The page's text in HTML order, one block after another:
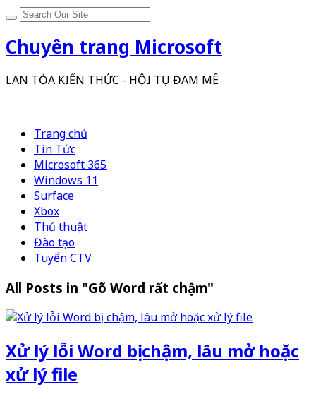
Chuyên trang Microsoft
LAN TỎA KIẾN THỨC - HỘI TỤ ĐAM MÊ
Trang chủ
Tin Tức
Microsoft 365
Windows 11
Surface
Xbox
Thủ thuật
Đào tạo
Tuyển CTV
All Posts in "Gõ Word rất chậm"
Xử lý lỗi Word bị chậm, lâu mở hoặc
xử lý file